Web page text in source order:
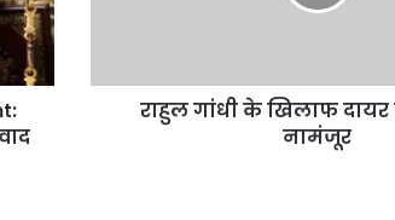
राहुल गांधी के खिलाफ दायर
नामंजूर